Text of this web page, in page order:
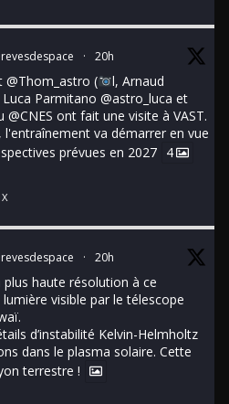
· 20h
@Thom_astro (
l, Arnaud
Luca Parmitano @astro_luca et
@CNES ont fait une visite à VAST.
l'entraînement va démarrer en vue
prévues en 2027 4
X
· 20h
haute résolution à ce
lumière visible par le télescope
d’instabilité Kelvin-Helmholtz
dans le plasma solaire. Cette
terrestre !